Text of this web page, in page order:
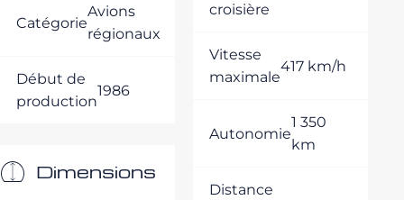
Catégorie
Avions
régionaux
Début de
production
1986
Dimensions
croisière
Vitesse
maximale
417 km/h
Autonomie
1 350
km
Distance